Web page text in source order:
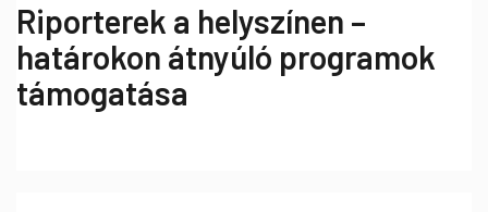
Riporterek a helyszínen –
határokon átnyúló programok
támogatása